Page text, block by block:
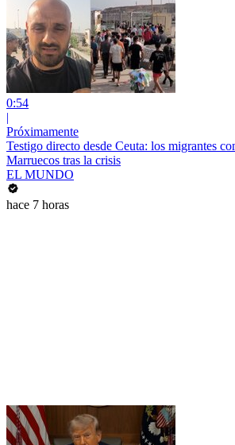
0:54
|
Próximamente
Testigo directo desde Ceuta: los migrantes
Marruecos tras la crisis
EL MUNDO
hace 7 horas